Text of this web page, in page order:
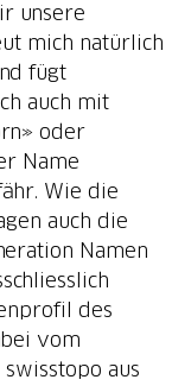
unsere
mich natürlich
fügt
auch mit
oder
Name
Wie die
auch die
Namen
des
vom
aus